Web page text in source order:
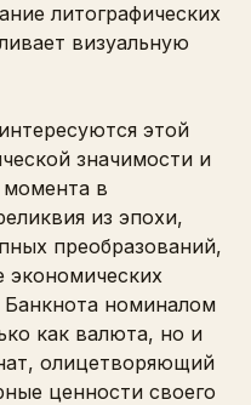
литографических
визуальную
этой
значимости и
момента в
из эпохи,
преобразований,
экономических
Банкнота номиналом
как валюта, но и
олицетворяющий
ценности своего